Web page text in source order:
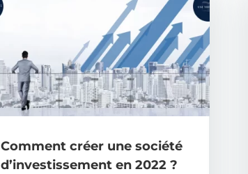
Comment créer une société
d’investissement en 2022 ?